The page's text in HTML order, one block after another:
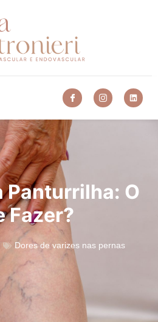
Panturrilha: O
Fazer?
Dores de varizes nas pernas